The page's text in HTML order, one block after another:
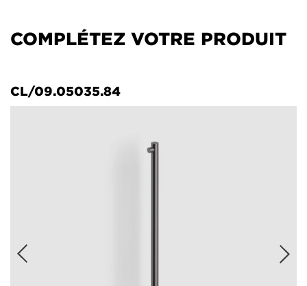
COMPLÉTEZ VOTRE PRODUIT
CL/09.05035.84